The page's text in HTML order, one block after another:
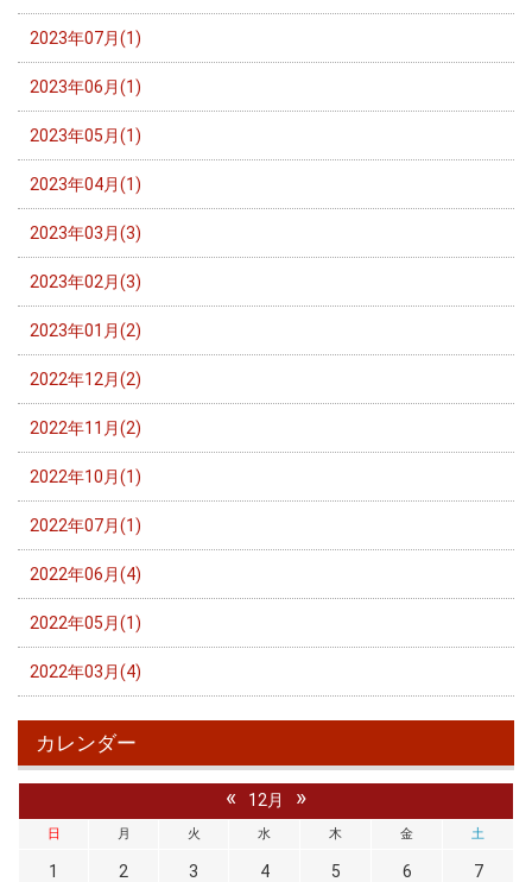
2023年07月(1)
2023年06月(1)
2023年05月(1)
2023年04月(1)
2023年03月(3)
2023年02月(3)
2023年01月(2)
2022年12月(2)
2022年11月(2)
2022年10月(1)
2022年07月(1)
2022年06月(4)
2022年05月(1)
2022年03月(4)
カレンダー
« 12月 »
日 月 火 水 木 金 土
1 2 3 4 5 6 7